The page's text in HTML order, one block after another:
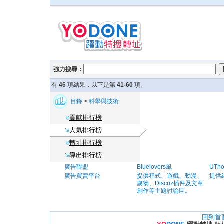
強力搜尋：
有 46 項結果，以下是第 41-60 項。
目錄 > 科學與技術
貢獻排行榜
人氣排行榜
轉址排行榜
導出排行榜
廣告聯盟
廣告買賣平台
Bluelovers風
提供程式、遊戲、動漫、
腐物、Discuz插件及文章
創作等主題討論區。
提供
回到首